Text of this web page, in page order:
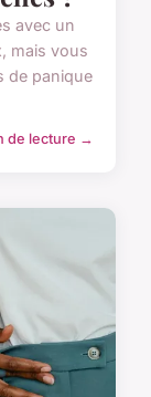
avec un
mais vous
de panique
de lecture →